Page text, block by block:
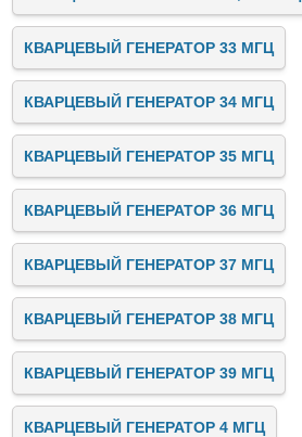
КВАРЦЕВЫЙ ГЕНЕРАТОР 33 МГЦ
КВАРЦЕВЫЙ ГЕНЕРАТОР 34 МГЦ
КВАРЦЕВЫЙ ГЕНЕРАТОР 35 МГЦ
КВАРЦЕВЫЙ ГЕНЕРАТОР 36 МГЦ
КВАРЦЕВЫЙ ГЕНЕРАТОР 37 МГЦ
КВАРЦЕВЫЙ ГЕНЕРАТОР 38 МГЦ
КВАРЦЕВЫЙ ГЕНЕРАТОР 39 МГЦ
КВАРЦЕВЫЙ ГЕНЕРАТОР 4 МГЦ